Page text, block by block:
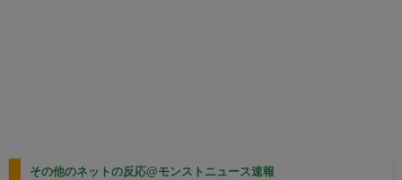
その他のネットの反応@モンストニュース速報